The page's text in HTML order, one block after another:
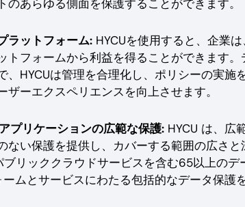
あらゆる側面を保護することができます。
ラットフォーム: HYCUを使用すると、企業
トフォームから利益を得ることができます
、HYCUは管理を合理化し、ポリシーの実施
ーエクスペリエンスを向上させます。
プリケーションの広範な保護: HYCU は、広
ない保護を提供し、カバーする範囲の広さ
リッククラウドサービスを含む65以上のデ
ムとサービスにわたる包括的なデータ保護